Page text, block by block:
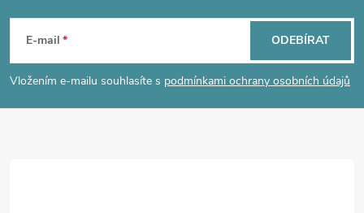
p
a
E-mail
Vložením e-mailu souhlasíte s podmínkami ochrany osobních údajů
ODEBÍRAT